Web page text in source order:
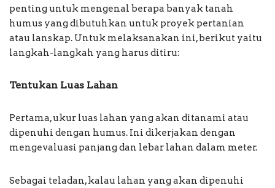
penting untuk mengenal berapa banyak tanah
humus yang dibutuhkan untuk proyek pertanian
atau lanskap. Untuk melaksanakan ini, berikut yaitu
langkah-langkah yang harus ditiru:
Tentukan Luas Lahan
Pertama, ukur luas lahan yang akan ditanami atau
dipenuhi dengan humus. Ini dikerjakan dengan
mengevaluasi panjang dan lebar lahan dalam meter.
Sebagai teladan, kalau lahan yang akan dipenuhi